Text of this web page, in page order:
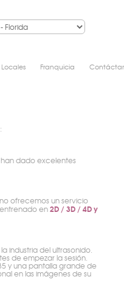
Locales Franquicia
:
han dado excelentes
ofrecemos un servicio
en2D / 3D / 4D y
industria del ultrasonido.
de empezar la sesión.
y una pantalla grande de
en las imágenes de su